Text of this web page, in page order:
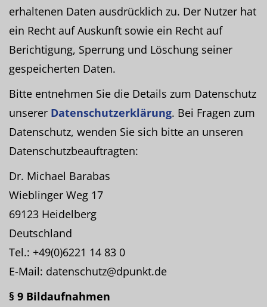
erhaltenen Daten ausdrücklich zu. Der Nutzer hat
ein Recht auf Auskunft sowie ein Recht auf
Berichtigung, Sperrung und Löschung seiner
gespeicherten Daten.
Bitte entnehmen Sie die Details zum Datenschutz
unserer Datenschutzerklärung. Bei Fragen zum
Datenschutz, wenden Sie sich bitte an unseren
Datenschutzbeauftragten:
Dr. Michael Barabas
Wieblinger Weg 17
69123 Heidelberg
Deutschland
Tel.: +49(0)6221 14 83 0
E-Mail: datenschutz@dpunkt.de
§ 9 Bildaufnahmen